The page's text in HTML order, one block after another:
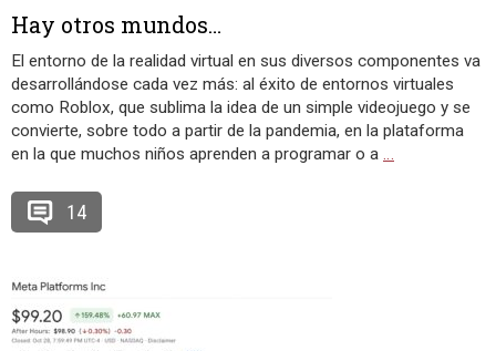
Hay otros mundos…
El entorno de la realidad virtual en sus diversos componentes va
desarrollándose cada vez más: al éxito de entornos virtuales
como Roblox, que sublima la idea de un simple videojuego y se
convierte, sobre todo a partir de la pandemia, en la plataforma
en la que muchos niños aprenden a programar o a …
14